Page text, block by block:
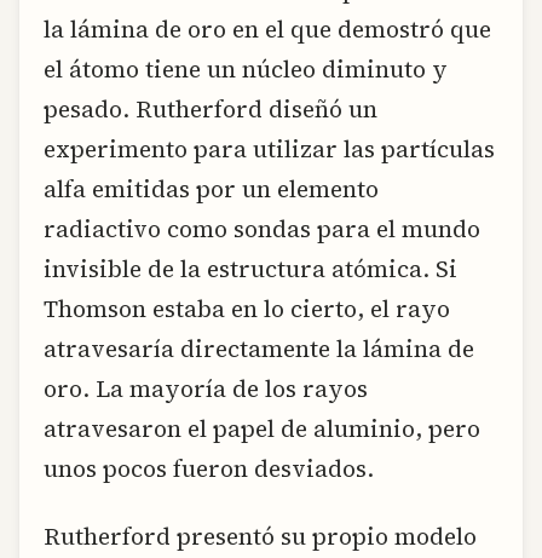
la lámina de oro en el que demostró que
el átomo tiene un núcleo diminuto y
pesado. Rutherford diseñó un
experimento para utilizar las partículas
alfa emitidas por un elemento
radiactivo como sondas para el mundo
invisible de la estructura atómica. Si
Thomson estaba en lo cierto, el rayo
atravesaría directamente la lámina de
oro. La mayoría de los rayos
atravesaron el papel de aluminio, pero
unos pocos fueron desviados.
Rutherford presentó su propio modelo